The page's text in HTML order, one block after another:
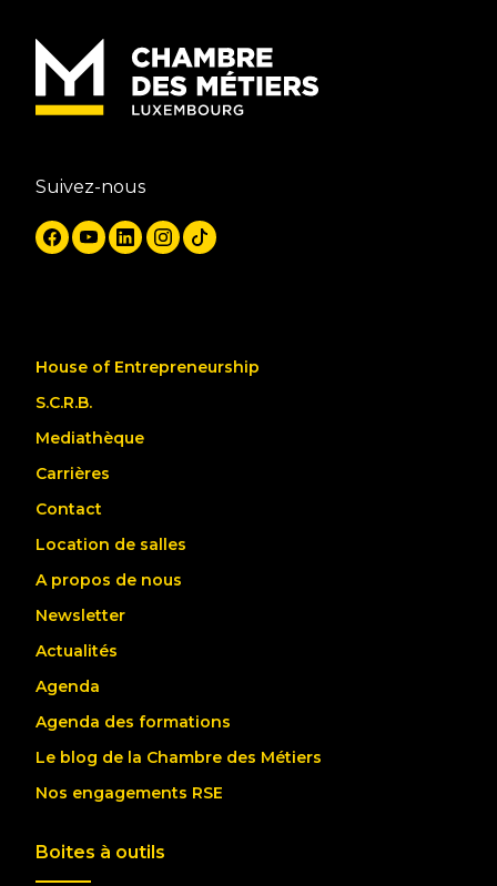
Suivez-nous
House of Entrepreneurship
S.C.R.B.
Mediathèque
Carrières
Contact
Location de salles
A propos de nous
Newsletter
Actualités
Agenda
Agenda des formations
Le blog de la Chambre des Métiers
Nos engagements RSE
Boites à outils